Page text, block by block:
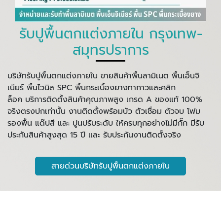
รับปูพื้นตกแต่งภายใน กรุงเทพ-
สมุทรปราการ
บริษัทรับปูพื้นตกแต่งภายใน ขายสินค้าพื้นลามิเนต พื้นเอ็นจิ
เนียร์ พื้นไวนิล SPC พื้นกระเบื้องยางทากาวและคลิก
ล็อค บริการติดตั้งสินค้าคุณภาพสูง เกรด A ของแท้ 100%
จริงตรงปกเท่านั้น งานติดตั้งพร้อมบัว ตัวเชื่อม ตัวจบ โฟม
รองพื้น แด๊ปสี และ ปูนปรับระดับ ให้ครบทุกอย่างไม่มีกั๊ก มีรับ
ประกันสินค้าสูงสุด 15 ปี และ รับประกันงานติดตั้งจริง
สายด่วนบริษัทรับปูพื้นตกแต่งภายใน